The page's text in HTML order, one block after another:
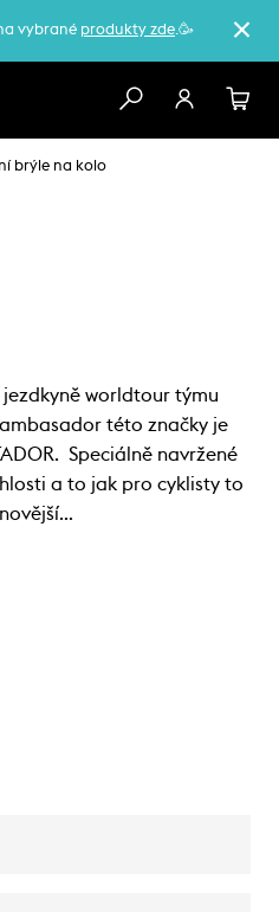
vybrané produkty zde.🥳
brýle na kolo
jezdkyně worldtour týmu
ambasador této značky je
Speciálně navržené
a to jak pro cyklisty to